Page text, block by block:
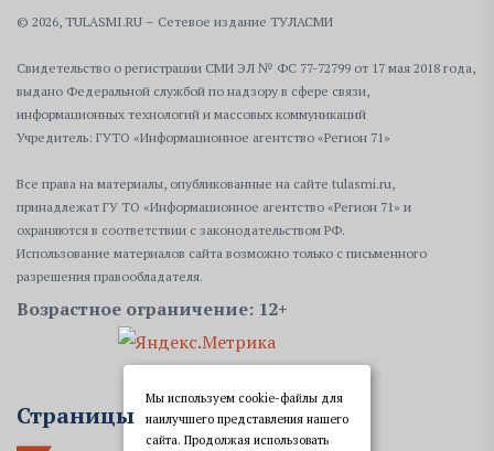
© 2026, TULASMI.RU – Сетевое издание ТУЛАСМИ
Свидетельство о регистрации СМИ ЭЛ № ФС 77-72799 от 17 мая 2018 года,
выдано Федеральной службой по надзору в сфере связи,
информационных технологий и массовых коммуникаций
Учредитель: ГУТО «Информационное агентство «Регион 71»
Все права на материалы, опубликованные на сайте tulasmi.ru,
принадлежат ГУ ТО «Информационное агентство «Регион 71» и
охраняются в соответствии с законодательством РФ.
Использование материалов сайта возможно только с письменного
разрешения правообладателя.
Возрастное ограничение: 12+
Страницы
Мы используем cookie-файлы для
наилучшего представления нашего
сайта. Продолжая использовать